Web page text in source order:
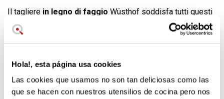
Hola!, esta página usa cookies
Las cookies que usamos no son tan deliciosas como las
que se hacen con nuestros utensilios de cocina pero nos
Il tagliere in legno di faggio Wüsthof soddisfa tutti questi
requisiti e allo stesso tempo è un oggetto di design che
fornisce un plus visivo di qualità. Il corpo è realizzato in
chiamato Neonbraunche reinterpreta il classico tagliere per
dargli un'aria sofisticata e moderna.